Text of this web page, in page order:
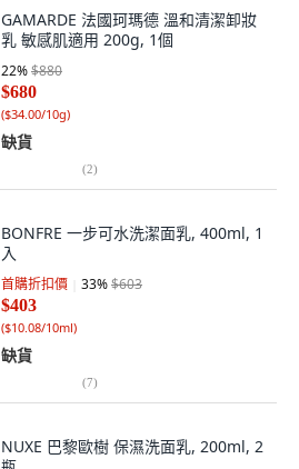
GAMARDE 法國珂瑪德 溫和清潔卸妝
乳 敏感肌適用 200g, 1個
22%$880
$680
($34.00/10g)
缺貨
(2)
BONFRE 一步可水洗潔面乳, 400ml, 1
入
首購折扣價 33%$603
$403
($10.08/10ml)
缺貨
(7)
NUXE 巴黎歐樹 保濕洗面乳, 200ml, 2